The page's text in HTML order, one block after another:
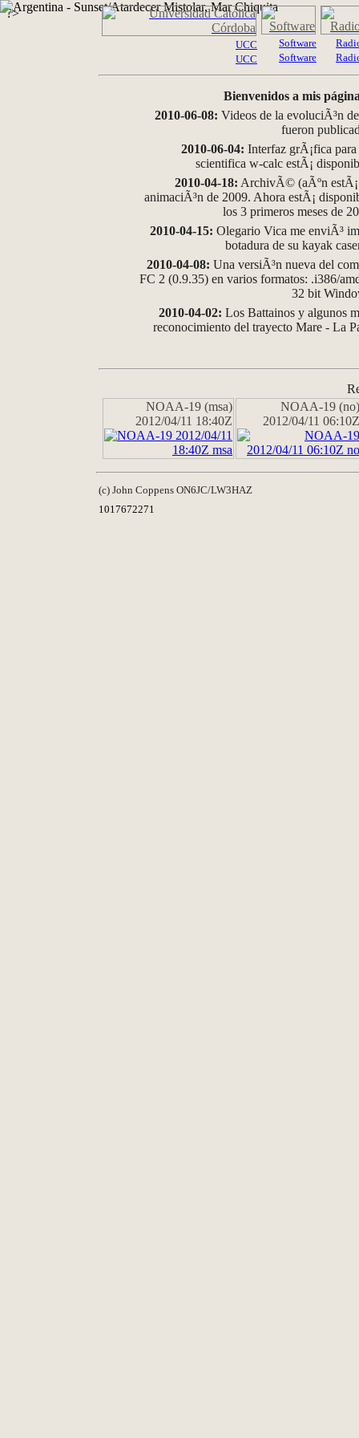
?>
UCC
UCC
Software
Software
Bienvenidos a mis
2010-06-08: Videos de la evoluciÃ³n
fueron
2010-06-04: Interfaz grÃ¡fica
scientifica w-calc estÃ¡
2010-04-18: ArchivÃ© (aÃºn
animaciÃ³n de 2009. Ahora estÃ¡
los 3 primeros meses de
2010-04-15: Olegario Vica me enviÃ³
botadura de su kayak
2010-04-08: Una versiÃ³n nueva del
FC 2 (0.9.35) en varios formatos: .i386/
32 bit
2010-04-02: Los Battainos y algunos
reconocimiento del trayecto Mare - La
NOAA-19 (msa)
2012/04/11 18:40Z
NOAA-19 (no)
2012/04/11 06:10Z
(c) John Coppens ON6JC/LW3HAZ
1017672271